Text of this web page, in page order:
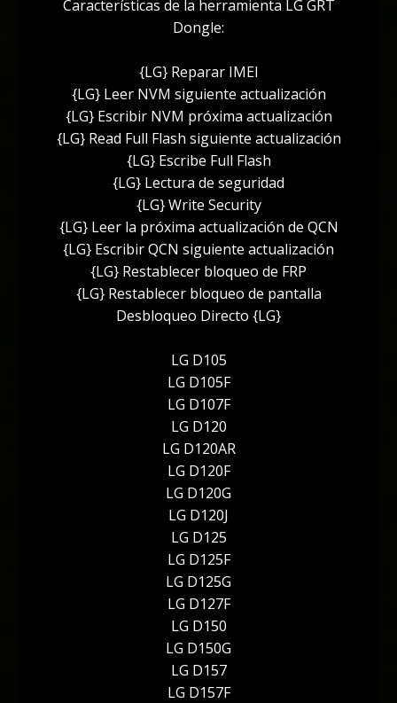
Características de la herramienta LG GRT
Dongle:
{LG} Reparar IMEI
{LG} Leer NVM siguiente actualización
{LG} Escribir NVM próxima actualización
{LG} Read Full Flash siguiente actualización
{LG} Escribe Full Flash
{LG} Lectura de seguridad
{LG} Write Security
{LG} Leer la próxima actualización de QCN
{LG} Escribir QCN siguiente actualización
{LG} Restablecer bloqueo de FRP
{LG} Restablecer bloqueo de pantalla
Desbloqueo Directo {LG}
LG D105
LG D105F
LG D107F
LG D120
LG D120AR
LG D120F
LG D120G
LG D120J
LG D125
LG D125F
LG D125G
LG D127F
LG D150
LG D150G
LG D157
LG D157F